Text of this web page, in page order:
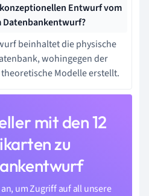
Entwurf vom
beinhaltet die physische
wohingegen der
Modelle erstellt.
mit den 12
zu
um Zugriff auf all unsere